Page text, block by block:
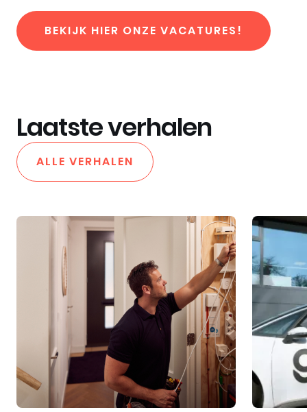
BEKIJK HIER ONZE VACATURES!
Laatste verhalen
ALLE VERHALEN